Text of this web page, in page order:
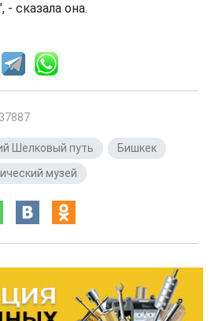
- сказала она.
Шелковый путь Бишкек
музей